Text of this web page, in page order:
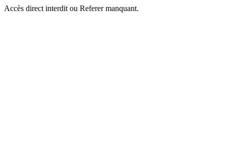
Accès direct interdit ou Referer manquant.